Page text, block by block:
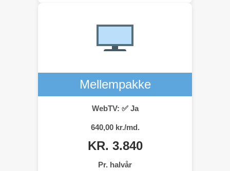
Mellempakke
WebTV: ✅ Ja
640,00 kr./md.
KR. 3.840
Pr. halvår